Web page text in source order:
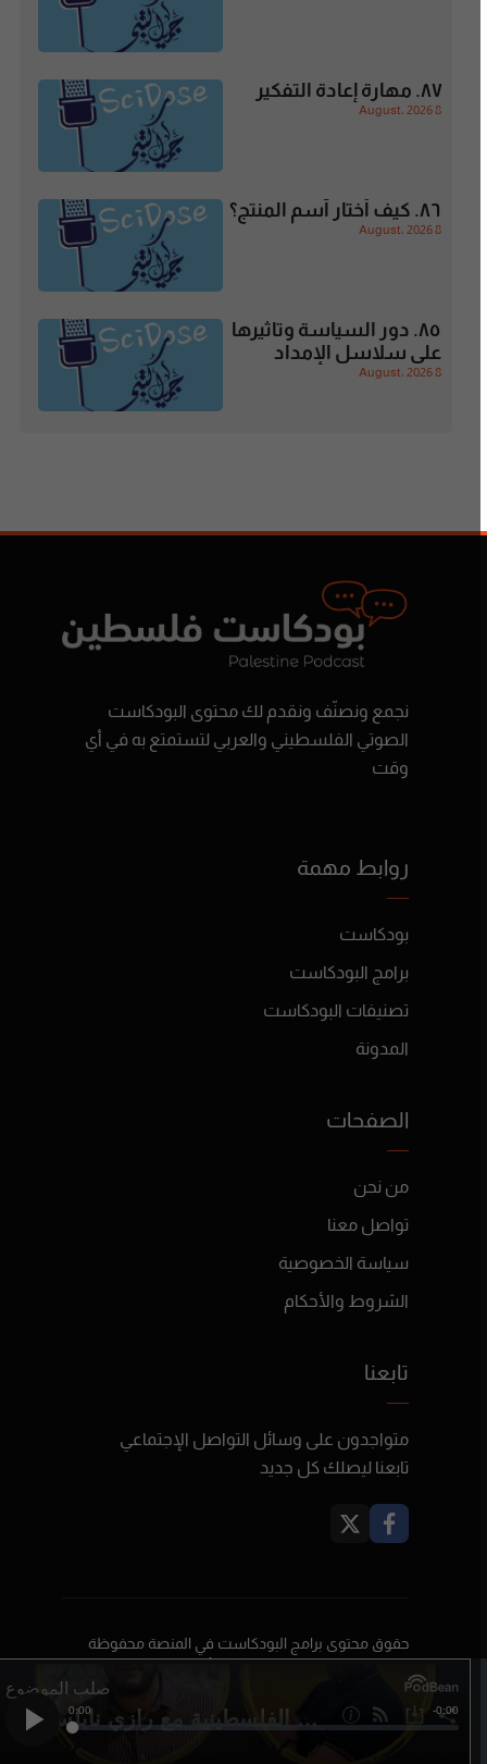
٨٧. مهارة إعادة التفكير
8 August، 2026
٨٦. كيف أختار آسم المنتج؟
8 August، 2026
٨٥. دور السياسة وتاثيرها
على سلاسل الإمداد
8 August، 2026
نجمع ونصنّف ونقدم لك محتوى البودكاست
الصوتي الفلسطيني والعربي لتستمتع به في أي
وقت
روابط مهمة
بودكاست
برامج البودكاست
تصنيفات البودكاست
المدونة
الصفحات
من نحن
تواصل معنا
سياسة الخصوصية
الشروط والأحكام
تابعنا
متواجدون على وسائل التواصل الإجتماعي
تابعنا ليصلك كل جديد
حقوق محتوى برامج البودكاست في المنصة محفوظة